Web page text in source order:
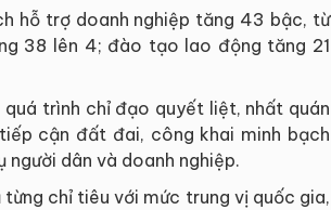
hỗ trợ doanh nghiệp tăng 43 bậc, từ
38 lên 4; đào tạo lao động tăng 21
trình chỉ đạo quyết liệt, nhất quán
cận đất đai, công khai minh bạch
dân và doanh nghiệp.
chỉ tiêu với mức trung vị quốc gia,